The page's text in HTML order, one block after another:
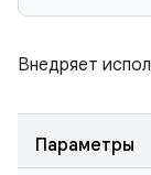
Внедряет
Параметры